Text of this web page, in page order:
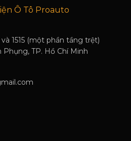
Ô Tô Proauto
và 1515 (một phần tầng trệt)
TP. Hồ Chí Minh